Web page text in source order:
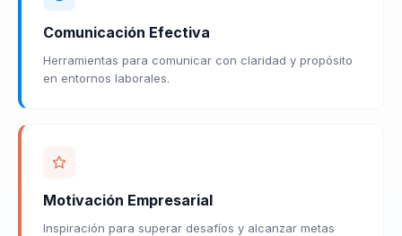
Comunicación Efectiva
Herramientas para comunicar con claridad y propósito
en entornos laborales.
Motivación Empresarial
Inspiración para superar desafíos y alcanzar metas